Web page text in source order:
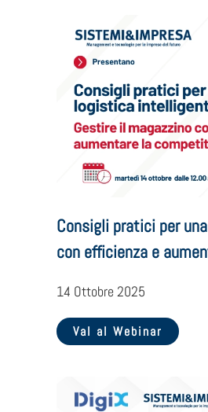
Consigli pratici per
con efficienza e
14 Ottobre 2025
Val al Webinar